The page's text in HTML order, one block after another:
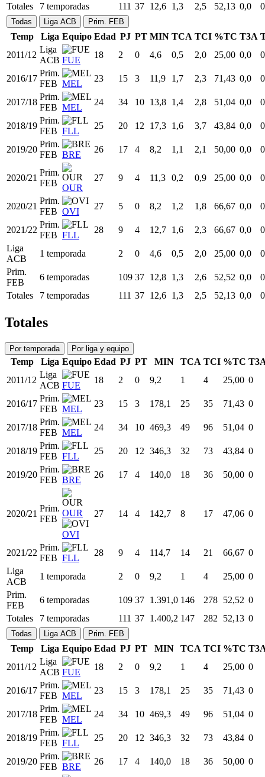
Totales
7 temporadas 111 37 12,6 1,3 2,5 52,13 0,0
Todas Liga ACB Prim. FEB
Temp Liga Equipo Edad PJ PT MIN TCA TCI %TC T3A
2011/12
Liga
ACB FUE
18 2 0 4,6 0,5 2,0 25,00 0,0
2016/17
Prim.
FEB MEL
23 15 3 11,9 1,7 2,3 71,43 0,0
2017/18
Prim.
FEB MEL
24 34 10 13,8 1,4 2,8 51,04 0,0
2018/19
Prim.
FEB FLL
25 20 12 17,3 1,6 3,7 43,84 0,0
2019/20
Prim.
FEB BRE
26 17 4 8,2 1,1 2,1 50,00 0,0
2020/21
Prim.
FEB OUR
27 9 4 11,3 0,2 0,9 25,00 0,0
2020/21
Prim.
FEB OVI
27 5 0 8,2 1,2 1,8 66,67 0,0
2021/22
Prim.
FEB FLL
28 9 4 12,7 1,6 2,3 66,67 0,0
Liga
ACB
1 temporada 2 0 4,6 0,5 2,0 25,00 0,0
Prim.
FEB
6 temporadas 109 37 12,8 1,3 2,6 52,52 0,0
Totales
7 temporadas 111 37 12,6 1,3 2,5 52,13 0,0
Totales
Por temporada Por liga y equipo
Temp Liga Equipo Edad PJ PT MIN TCA TCI %TC
2011/12
Liga
ACB FUE
18 2 0 9,2 1 4 25,00 0
2016/17
Prim.
FEB MEL
23 15 3 178,1 25 35 71,43 0
2017/18
Prim.
FEB MEL
24 34 10 469,3 49 96 51,04 0
2018/19
Prim.
FEB FLL
25 20 12 346,3 32 73 43,84 0
2019/20
Prim.
FEB BRE
26 17 4 140,0 18 36 50,00 0
2020/21
Prim.
FEB
OUR
OVI
27 14 4 142,7 8 17 47,06 0
2021/22
Prim.
FEB FLL
28 9 4 114,7 14 21 66,67 0
Liga
ACB
1 temporada 2 0 9,2 1 4 25,00 0
Prim.
FEB
6 temporadas 109 37 1.391,0 146 278 52,52 0
Totales
7 temporadas 111 37 1.400,2 147 282 52,13 0
Todas Liga ACB Prim. FEB
Temp Liga Equipo Edad PJ PT MIN TCA TCI %TC
2011/12
Liga
ACB FUE
18 2 0 9,2 1 4 25,00 0
2016/17
Prim.
FEB MEL
23 15 3 178,1 25 35 71,43 0
2017/18
Prim.
FEB MEL
24 34 10 469,3 49 96 51,04 0
2018/19
Prim.
FEB FLL
25 20 12 346,3 32 73 43,84 0
2019/20
Prim.
FEB BRE
26 17 4 140,0 18 36 50,00 0